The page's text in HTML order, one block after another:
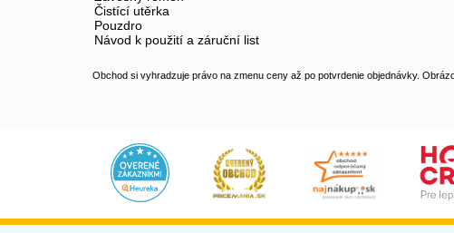
Čistící utěrka
Pouzdro
Návod k použití a záruční list
Obchod si vyhradzuje právo na zmenu ceny až po potvrdenie objednávky.